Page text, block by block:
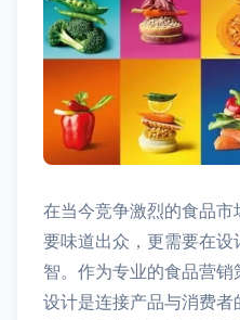
在当今竞争激烈的食品
要味道出众，更需要在
智。作为专业的食品营
设计是连接产品与消费